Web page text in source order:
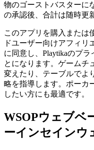
物のゴーストバスターに
の承認後、合計は随時更
このアプリを購入または
ドユーザー向けアフィリ
に同意し、Playtikaのプ
とになります。ゲームチ
変えたり、テーブルでよ
略を指導します。ポーカ
したい方にも最適です。
WSOPウェブベ
ーインセインウ